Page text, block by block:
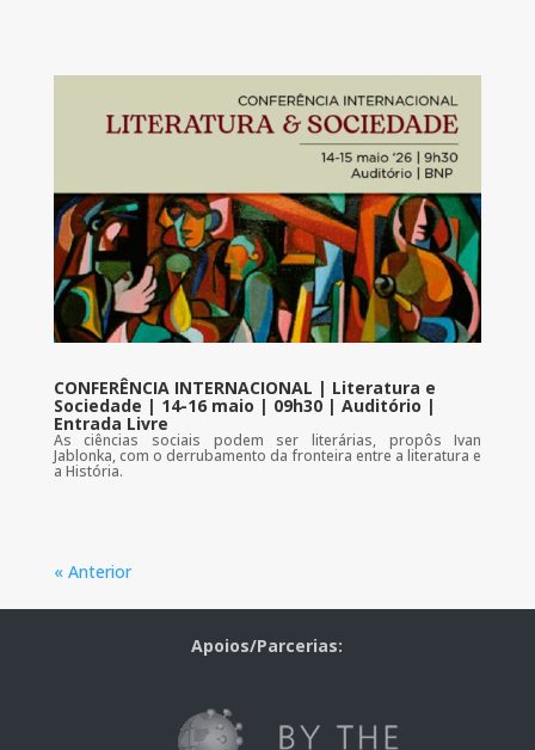
CONFERÊNCIA INTERNACIONAL | Literatura e
Sociedade | 14-16 maio | 09h30 | Auditório |
Entrada Livre
As ciências sociais podem ser literárias, propôs Ivan
Jablonka, com o derrubamento da fronteira entre a literatura e
a História.
« Anterior
Apoios/Parcerias: